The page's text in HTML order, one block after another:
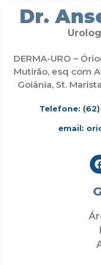
Dr.
DERMA-URO –
Mutirão, esq com
Goiânia, St.
Telefone: (62)
email: